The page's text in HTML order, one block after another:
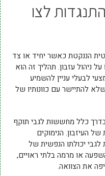
לצו
הננקטת כאשר יחיד או צד
ניהול עזבון. תהליך זה הוא
לבעלי עניין להשמיע
להתיישר עם כוונותיו של
כלל מחששות לגבי תוקף
של העיזבון. הנימוקים
לגבי יכולתו הנפשית של
או מרמה בלתי ראויים,
את הצוואה.